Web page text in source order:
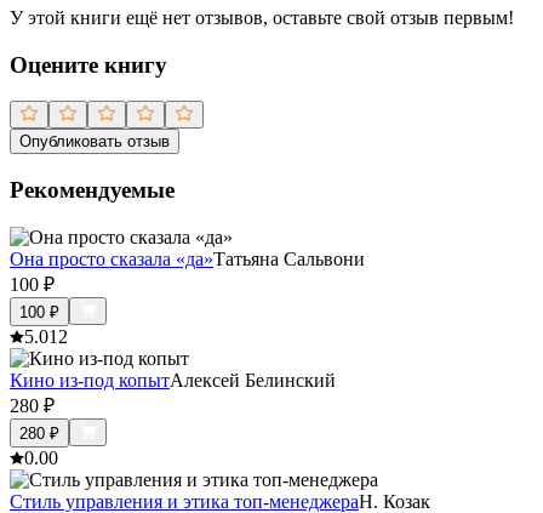
У этой книги ещё нет отзывов, оставьте свой отзыв первым!
Оцените книгу
Опубликовать отзыв
Рекомендуемые
Она просто сказала «да»Татьяна Сальвони
100 ₽
100 ₽
5.012
Кино из-под копытАлексей Белинский
280 ₽
280 ₽
0.00
Стиль управления и этика топ-менеджераН. Козак